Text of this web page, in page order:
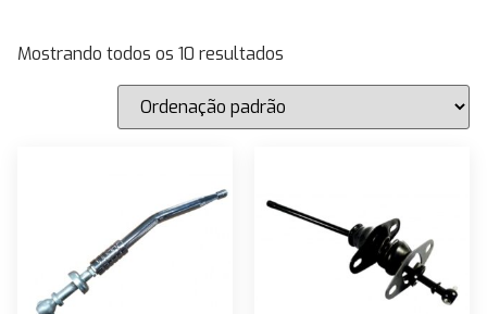
Mostrando todos os 10 resultados